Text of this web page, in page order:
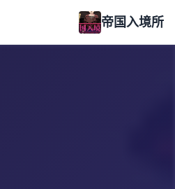
帝国入境所